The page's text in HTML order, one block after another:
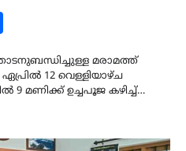
മരാമത്ത്
12 വെള്ളിയാഴ്ച
9 മണിക്ക് ഉച്ചപൂജ കഴിച്ച്…